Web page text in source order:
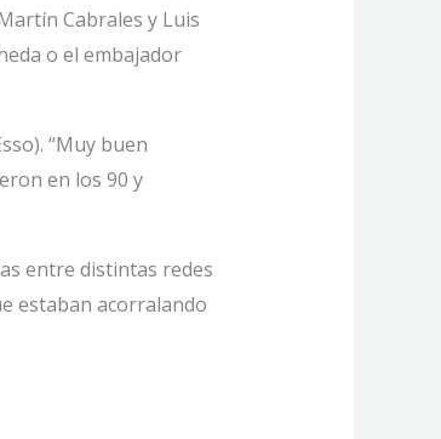
Cabrales y Luis
o el embajador
“Muy buen
en los 90 y
entre distintas redes
estaban acorralando